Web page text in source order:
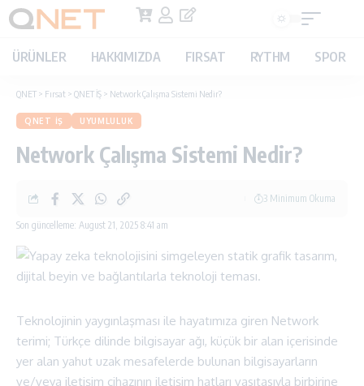
ÜRÜNLER HAKKIMIZDA FIRSAT RYTHM SPOR
QNET > Fırsat > QNET İŞ > Network Çalışma Sistemi Nedir?
QNET İŞ UYUMLULUK
Network Çalışma Sistemi Nedir?
Son güncelleme: August 21, 2025 8:41 am
3 Minimum Okuma
Teknolojinin yaygınlaşması ile hayatımıza giren Network
terimi; Türkçe dilinde bilgisayar ağı, küçük bir alan içerisinde
yer alan yahut uzak mesafelerde bulunan bilgisayarların
ve/veya iletişim cihazının iletişim hatları vasıtasıyla birbirine